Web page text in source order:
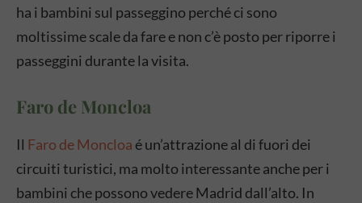
ha i bambini sul passeggino perché ci sono
moltissime scale da fare e non c’è posto per riporre i
passeggini durante la visita.
Faro de Moncloa
Il Faro de Moncloa é un’attrazione al di fuori dei
circuiti turistici, ma molto interessante anche per i
bambini che possono vedere Madrid dall’alto. In